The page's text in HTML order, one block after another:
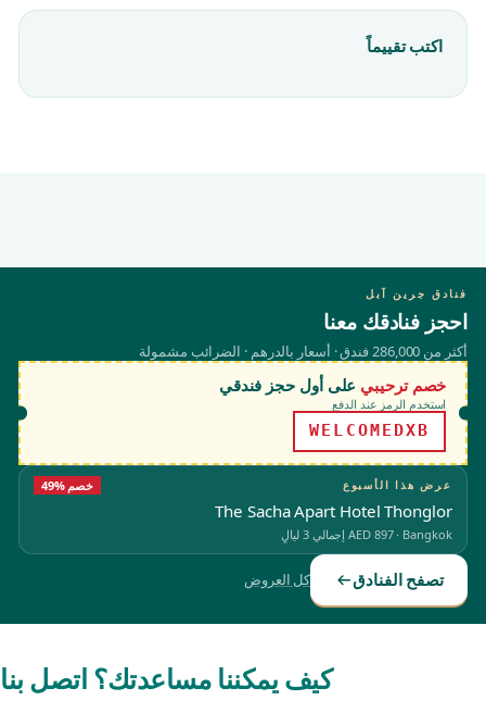
اكتب تقييماً
فنادق جرين آبل
احجز فنادقك معنا
أكثر من 286,000 فندق · أسعار بالدرهم · الضرائب مشمولة
خصم ترحيبي على أول حجز فندقي
استخدم الرمز عند الدفع
WELCOMEDXB
عرض هذا الأسبوع 49% خصم
The Sacha Apart Hotel Thonglor
Bangkok
·
AED 897إجمالي 3 ليالٍ
تصفح الفنادق كل العروض
كيف يمكننا مساعدتك؟ اتصل بنا